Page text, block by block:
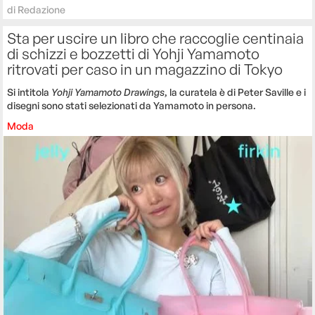
di Redazione
Sta per uscire un libro che raccoglie centinaia
di schizzi e bozzetti di Yohji Yamamoto
ritrovati per caso in un magazzino di Tokyo
Si intitola Yohji Yamamoto Drawings, la curatela è di Peter Saville e i
disegni sono stati selezionati da Yamamoto in persona.
Moda